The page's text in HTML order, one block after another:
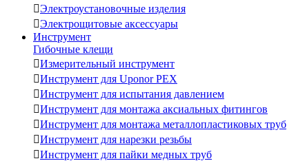
Электроустановочные изделия
Электрощитовые аксессуары
Инструмент
Гибочные клещи
Измерительный инструмент
Инструмент для Uponor PEX
Инструмент для испытания давлением
Инструмент для монтажа аксиальных фитингов
Инструмент для монтажа металлопластиковых труб
Инструмент для нарезки резьбы
Инструмент для пайки медных труб